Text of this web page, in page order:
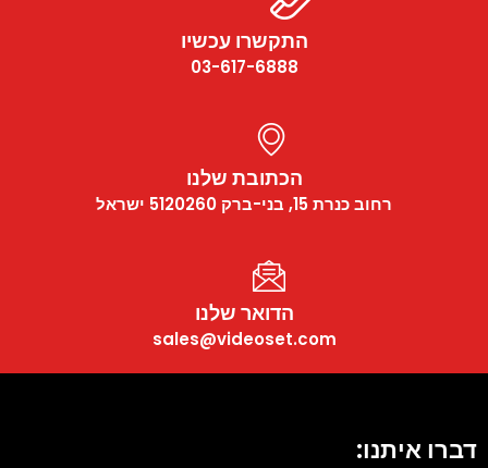
התקשרו עכשיו
03-617-6888
הכתובת שלנו
רחוב כנרת 15, בני-ברק 5120260 ישראל
הדואר שלנו
sales@videoset.com
דברו איתנו: